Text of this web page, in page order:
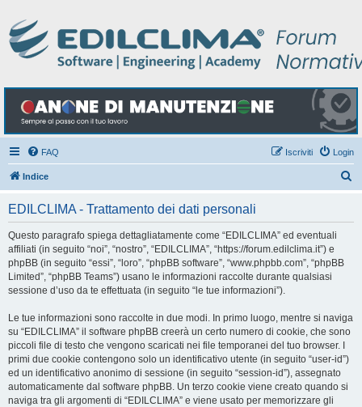
FAQ Login
Iscriviti
Indice
EDILCLIMA - Trattamento dei dati personali
Questo paragrafo spiega dettagliatamente come “EDILCLIMA” ed eventuali
affiliati (in seguito “noi”, “nostro”, “EDILCLIMA”, “https://forum.edilclima.it”) e
phpBB (in seguito “essi”, “loro”, “phpBB software”, “www.phpbb.com”, “phpBB
Limited”, “phpBB Teams”) usano le informazioni raccolte durante qualsiasi
sessione d’uso da te effettuata (in seguito “le tue informazioni”).
Le tue informazioni sono raccolte in due modi. In primo luogo, mentre si naviga
su “EDILCLIMA” il software phpBB creerà un certo numero di cookie, che sono
piccoli file di testo che vengono scaricati nei file temporanei del tuo browser. I
primi due cookie contengono solo un identificativo utente (in seguito “user-id”)
ed un identificativo anonimo di sessione (in seguito “session-id”), assegnato
automaticamente dal software phpBB. Un terzo cookie viene creato quando si
naviga tra gli argomenti di “EDILCLIMA” e viene usato per memorizzare gli